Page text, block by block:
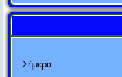
Σήμερα